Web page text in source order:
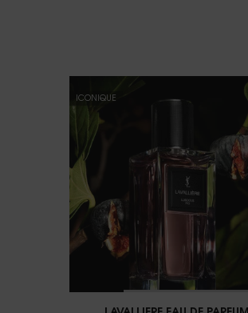
ICONIQUE